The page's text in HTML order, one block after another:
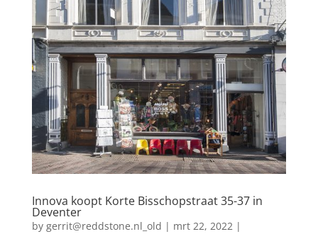
Innova koopt Korte Bisschopstraat 35-37 in
Deventer
by gerrit@reddstone.nl_old | mrt 22, 2022|